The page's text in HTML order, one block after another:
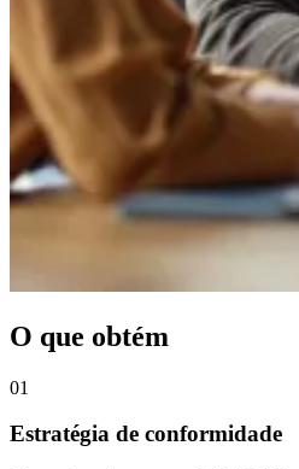
O que obtém
01
Estratégia de conformidade